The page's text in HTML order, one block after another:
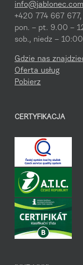
info@jablonec.com
+420 774 667 677,
pon. – pt. 9.00 –
sob., niedz –
Gdzie nas
Oferta usług
Pobierz
CERTYFIKACJA